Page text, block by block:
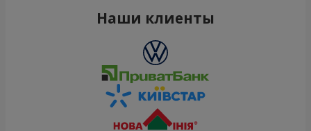
Наши клиенты